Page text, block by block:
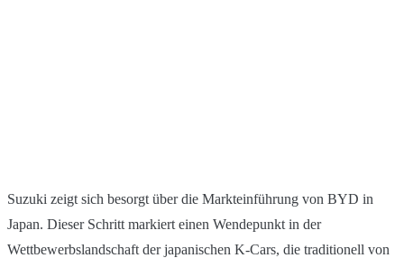
Suzuki zeigt sich besorgt über die Markteinführung von BYD in
Japan. Dieser Schritt markiert einen Wendepunkt in der
Wettbewerbslandschaft der japanischen K-Cars, die traditionell von